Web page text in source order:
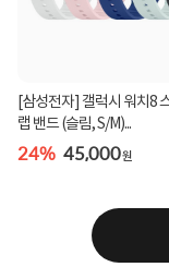
[삼성전자] 갤럭시 워치8
랩 밴드 (슬림, S/M)...
24% 45,000원